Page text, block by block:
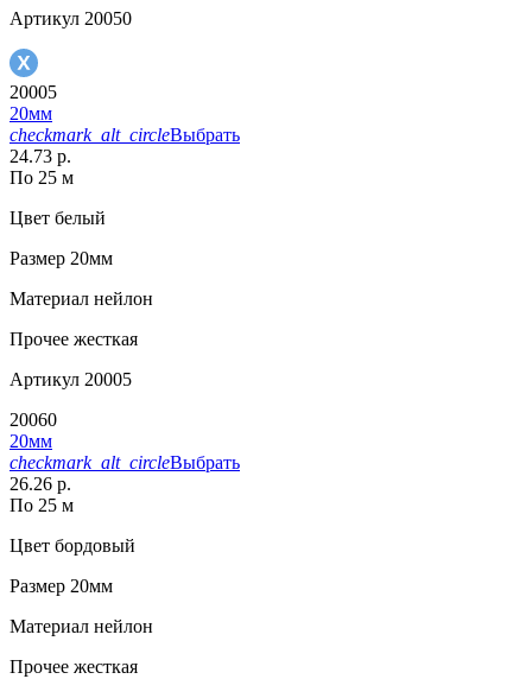
Артикул 20050
20005
20мм
checkmark_alt_circleВыбрать
24.73 р.
По 25 м
Цвет белый
Размер 20мм
Материал нейлон
Прочее жесткая
Артикул 20005
20060
20мм
checkmark_alt_circleВыбрать
26.26 р.
По 25 м
Цвет бордовый
Размер 20мм
Материал нейлон
Прочее жесткая